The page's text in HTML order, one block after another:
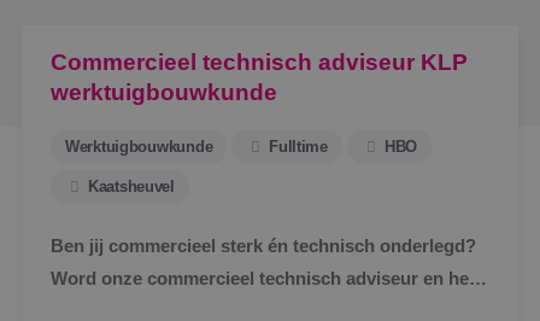
Commercieel technisch adviseur KLP
werktuigbouwkunde
Werktuigbouwkunde Fulltime HBO
Kaatsheuvel
Ben jij commercieel sterk én technisch onderlegd?
Word onze commercieel technisch adviseur en help